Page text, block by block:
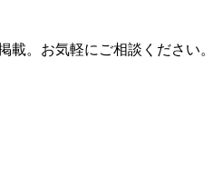
。お気軽にご相談ください。